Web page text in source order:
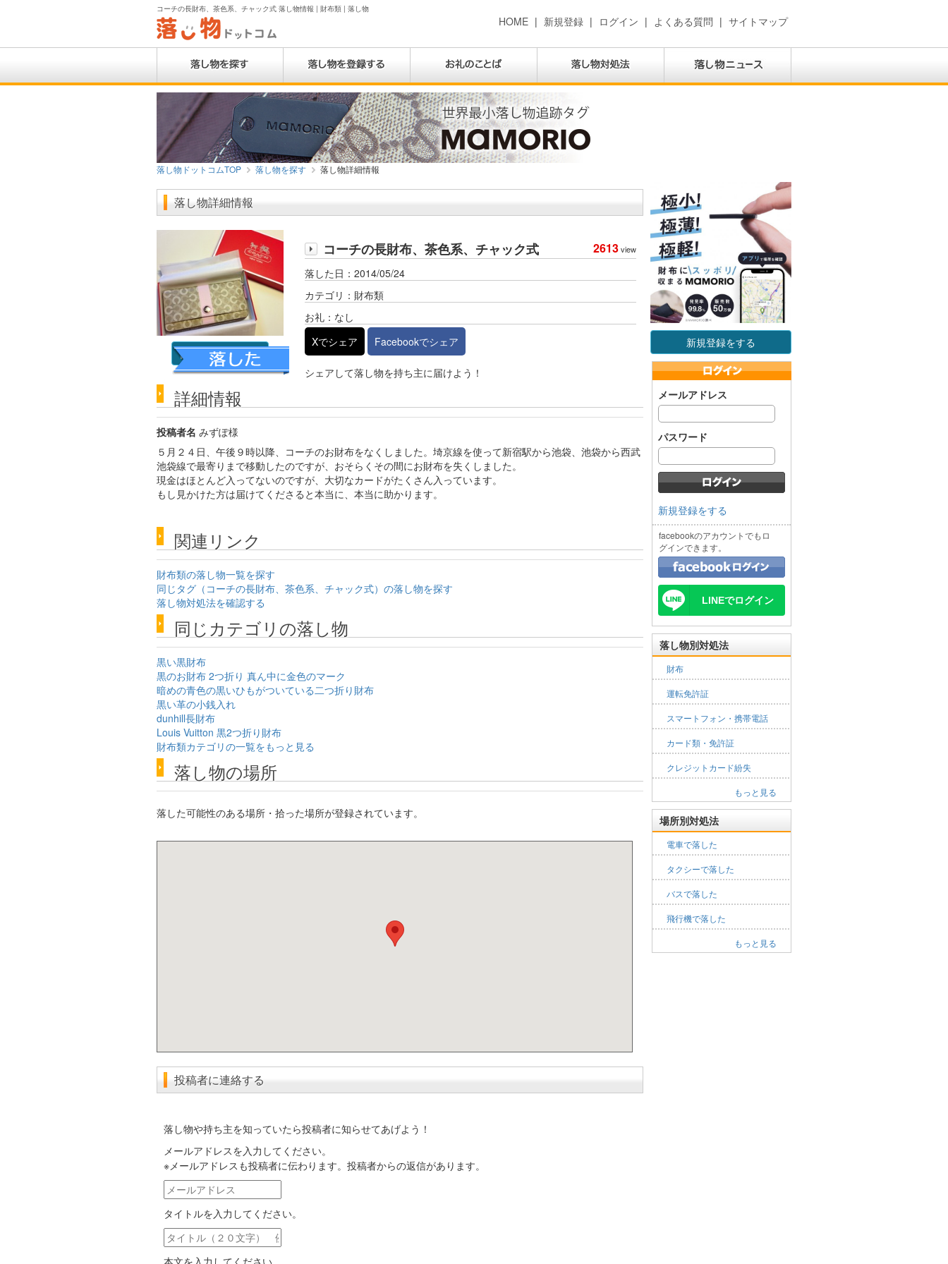
コーチの長財布、茶色系、チャック式 落し物情報 | 財布類 | 落し物
HOME | 新規登録 | ログイン | よくある質問 | サイトマップ
落し物ドットコムTOP 落し物を探す 落し物詳細情報
新規登録をする
メールアドレス
パスワード
新規登録をする
facebookのアカウントでもロ
グインできます。
LINEでログイン
落し物別対処法
財布
運転免許証
スマートフォン・携帯電話
カード類・免許証
クレジットカード紛失
もっと見る
場所別対処法
電車で落した
タクシーで落した
バスで落した
飛行機で落した
もっと見る
落し物詳細情報
詳細な画像を見る
2613view
コーチの長財布、茶色系、チャック式
落した日：2014/05/24
カテゴリ：財布類
お礼：なし
Xでシェア
Facebookでシェア
シェアして落し物を持ち主に届けよう！
詳細情報
投稿者名 みずぽ様
５月２４日、午後９時以降、コーチのお財布をなくしました。埼京線を使って新宿駅から池袋、池袋から西武
池袋線で最寄りまで移動したのですが、おそらくその間にお財布を失くしました。
現金はほとんど入ってないのですが、大切なカードがたくさん入っています。
もし見かけた方は届けてくださると本当に、本当に助かります。
関連リンク
財布類の落し物一覧を探す
同じタグ（コーチの長財布、茶色系、チャック式）の落し物を探す
落し物対処法を確認する
同じカテゴリの落し物
黒い黒財布
黒のお財布 2つ折り 真ん中に金色のマーク
暗めの青色の黒いひもがついている二つ折り財布
黒い革の小銭入れ
dunhill長財布
Louis Vuitton 黒2つ折り財布
財布類カテゴリの一覧をもっと見る
落し物の場所
落した可能性のある場所・拾った場所が登録されています。
投稿者に連絡する
落し物や持ち主を知っていたら投稿者に知らせてあげよう！
メールアドレスを入力してください。
※メールアドレスも投稿者に伝わります。投稿者からの返信があります。
メ
ー
ル
ア
ド
レ
タイトルを入力してください。
タ
イ
本文を入力してください。